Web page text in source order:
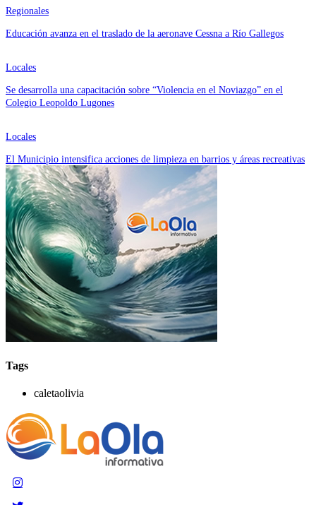
Regionales
Educación avanza en el traslado de la aeronave Cessna a Río Gallegos
Locales
Se desarrolla una capacitación sobre “Violencia en el Noviazgo” en el
Colegio Leopoldo Lugones
Locales
El Municipio intensifica acciones de limpieza en barrios y áreas recreativas
Tags
caletaolivia